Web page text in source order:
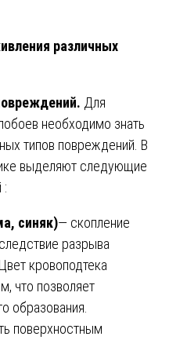
различных
Для
необходимо знать
типов повреждений. В
выделяют следующие
:
синяк)— скопление
разрыва
кровоподтека
что позволяет
образования.
поверхностным